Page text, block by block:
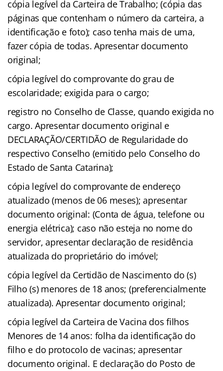
cópia legível da Carteira de Trabalho; (cópia das
páginas que contenham o número da carteira, a
identificação e foto); caso tenha mais de uma,
fazer cópia de todas. Apresentar documento
original;
cópia legível do comprovante do grau de
escolaridade; exigida para o cargo;
registro no Conselho de Classe, quando exigida no
cargo. Apresentar documento original e
DECLARAÇÃO/CERTIDÃO de Regularidade do
respectivo Conselho (emitido pelo Conselho do
Estado de Santa Catarina);
cópia legível do comprovante de endereço
atualizado (menos de 06 meses); apresentar
documento original: (Conta de água, telefone ou
energia elétrica); caso não esteja no nome do
servidor, apresentar declaração de residência
atualizada do proprietário do imóvel;
cópia legível da Certidão de Nascimento do (s)
Filho (s) menores de 18 anos; (preferencialmente
atualizada). Apresentar documento original;
cópia legível da Carteira de Vacina dos filhos
Menores de 14 anos: folha da identificação do
filho e do protocolo de vacinas; apresentar
documento original. E declaração do Posto de